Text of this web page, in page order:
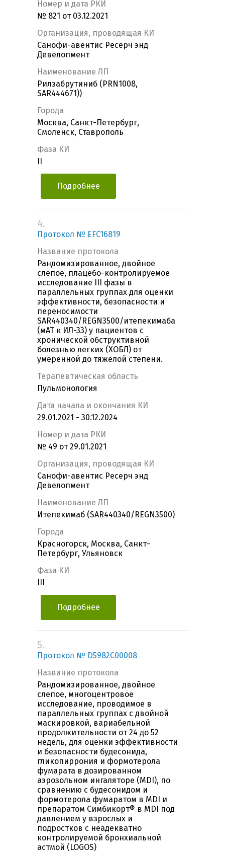
Номер и дата РКИ
№ 821 от 03.12.2021
Организация, проводящая КИ
Санофи-авентис Ресерч энд
Девелопмент
Наименование ЛП
Рилзабрутиниб (PRN1008,
SAR444671))
Города
Москва, Санкт-Петербург,
Смоленск, Ставрополь
Фаза КИ
Подробнее
4.
Протокол № EFC16819
Название протокола
Рандомизированное, двойное
слепое, плацебо-контролируемое
исследование III фазы в
параллельных группах для оценки
эффективности, безопасности и
переносимости
SAR440340/REGN3500/итепекимаба
(мАТ к ИЛ-33) у пациентов с
хронической обструктивной
болезнью легких (ХОБЛ) от
умеренной до тяжелой степени.
Терапевтическая область
Пульмонология
Дата начала и окончания КИ
29.01.2021 - 30.12.2024
Номер и дата РКИ
№ 49 от 29.01.2021
Организация, проводящая КИ
Санофи-авентис Ресерч энд
Девелопмент
Наименование ЛП
Итепекимаб (SAR440340/REGN3500)
Города
Красногорск, Москва, Санкт-
Петербург, Ульяновск
Фаза КИ
Подробнее
5.
Протокол № D5982C00008
Название протокола
Рандомизированное, двойное
слепое, многоцентровое
исследование, проводимое в
параллельных группах с двойной
маскировкой, вариабельной
продолжительности от 24 до 52
недель, для оценки эффективности
и безопасности будесонида,
гликопиррония и формотерола
фумарата в дозированном
аэрозольном ингаляторе (MDI), по
сравнению с будесонидом и
формотерола фумаратом в MDI и
препаратом Симбикорт® в MDI под
давлением у взрослых и
подростков с неадекватно
контролируемой бронхиальной
астмой (LOGOS)